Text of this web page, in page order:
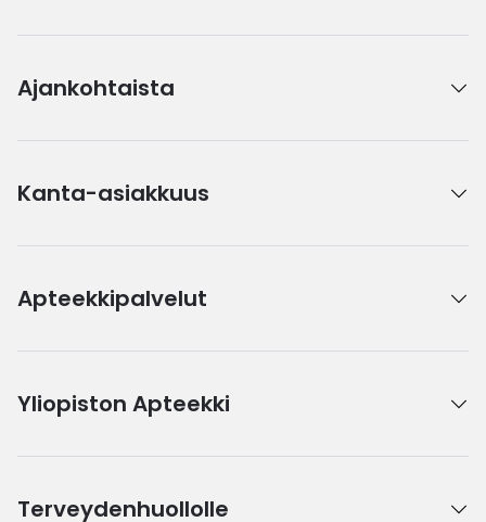
Ajankohtaista
Kanta-asiakkuus
Apteekkipalvelut
Yliopiston Apteekki
Terveydenhuollolle